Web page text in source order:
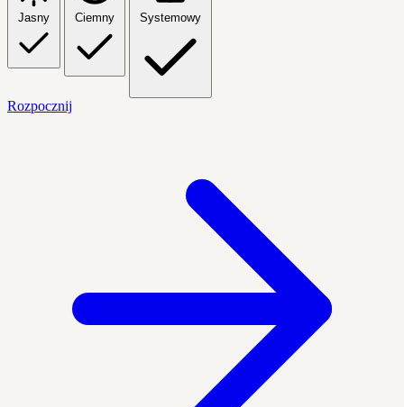
Jasny Ciemny Systemowy
Rozpocznij